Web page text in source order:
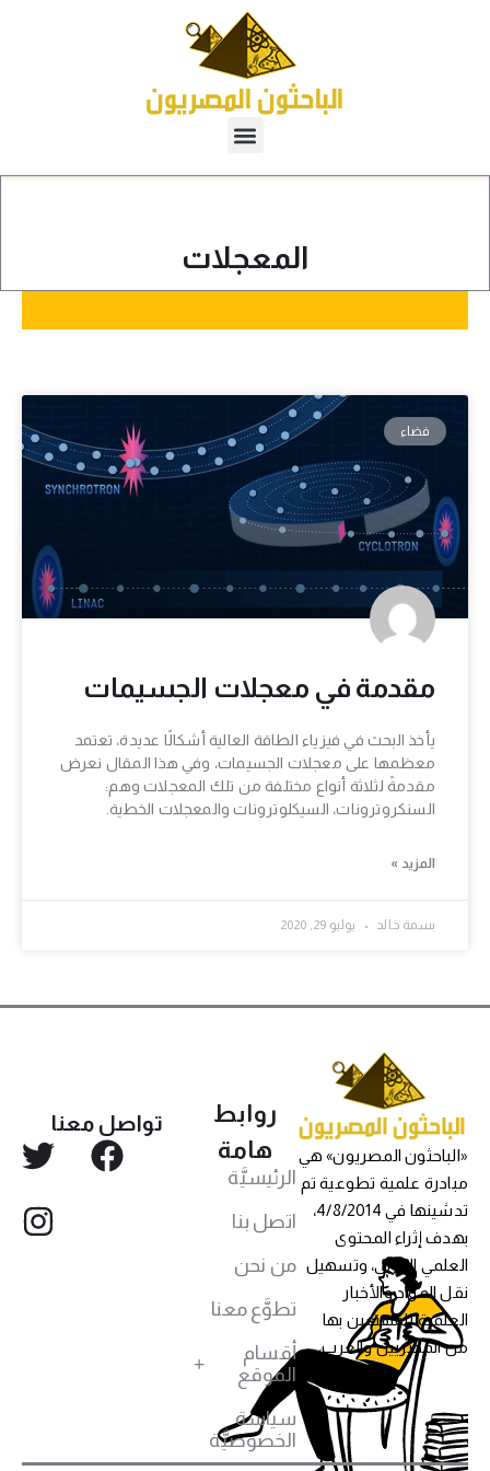
المعجلات
فضاء
مقدمة في معجلات الجسيمات
يأخذ البحث في فيزياء الطاقة العالية أشكالًا عديدة، تعتمد
معظمها على معجلات الجسيمات، وفي هذا المقال نعرض
مقدمةً لثلاثة أنواع مختلفة من تلك المعجلات وهم:
السنكروترونات، السيكلوترونات والمعجلات الخطية.
المزيد »
بسمة خالد يوليو 29, 2020
«الباحثون المصريون» هي
مبادرة علمية تطوعية تم
تدشينها في 4/8/2014،
بهدف إثراء المحتوى
العلمي العربي، وتسهيل
نقل المواد والأخبار
العلمية للمهتمين بها
من المصريين والعرب،
روابط
هامة
الرئيسيَّة
اتصل بنا
من نحن
تطوَّع معنا
أقسام
الموقع
سياسة
الخصوصيَّة
تواصل معنا